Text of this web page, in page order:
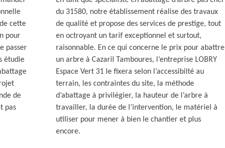
cette
pour
passer
étudie
de
pas
du 31580, notre établissement réalise des travaux
de qualité et propose des services de prestige, tout
en octroyant un tarif exceptionnel et surtout,
raisonnable. En ce qui concerne le prix pour abattre
un arbre à Cazaril Tamboures, l’entreprise LOBRY
Espace Vert 31 le fixera selon l’accessibilté au
terrain, les contraintes du site, la méthode
d’abattage à privilégier, la hauteur de l’arbre à
travailler, la durée de l’intervention, le matériel à
utiliser pour mener à bien le chantier et plus
encore.